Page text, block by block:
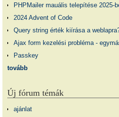
PHPMailer mauális telepítése 2025-
2024 Advent of Code
Query string érték kiírása a
Ajax form kezelési probléma -
Passkey
tovább
Új fórum témák
ajánlat